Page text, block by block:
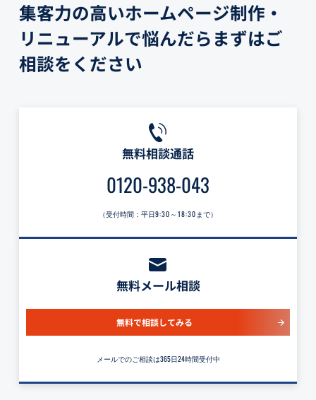
集客力の高いホームページ制作・
リニューアルで悩んだらまずはご
相談をください
無料相談通話
0120-938-043
（受付時間：平日9:30～18:30 まで）
無料メール相談
無料で相談してみる
メールでのご相談は365日24時間受付中